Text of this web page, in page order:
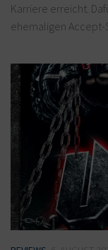
Karriere erreicht.
ehemaligen Accept-